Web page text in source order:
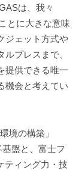
は、我々
とに大きな意味
ジェット方式や
プレスまで、
提供できる唯一
機会と考えてい
境の構築」
盤と、富士フ
ティング力・技